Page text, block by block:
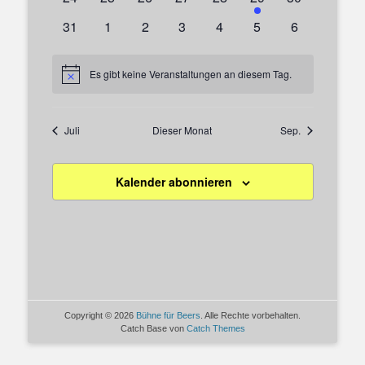
Veranstaltungen
Veranstaltungen
Veranstaltung
0
31
0
1
0
2
0
3
0
4
0
5
0
6
HinweisEs gibt keine Veranstaltungen an diesem Tag.
Juli Dieser Monat Sep.
Kalender abonnieren
Copyright © 2026 Bühne für Beers . Alle Rechte vorbehalten.
Catch Base von Catch Themes